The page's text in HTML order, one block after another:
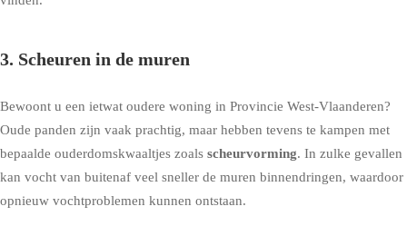
3. Scheuren in de muren
Bewoont u een ietwat oudere woning in Provincie West-Vlaanderen?
Oude panden zijn vaak prachtig, maar hebben tevens te kampen met
bepaalde ouderdomskwaaltjes zoals scheurvorming. In zulke gevallen
kan vocht van buitenaf veel sneller de muren binnendringen, waardoor
opnieuw vochtproblemen kunnen ontstaan.